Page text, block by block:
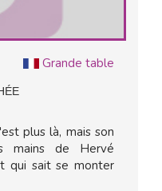
Grande table
plus là, mais son
mains de Hervé
qui sait se monter